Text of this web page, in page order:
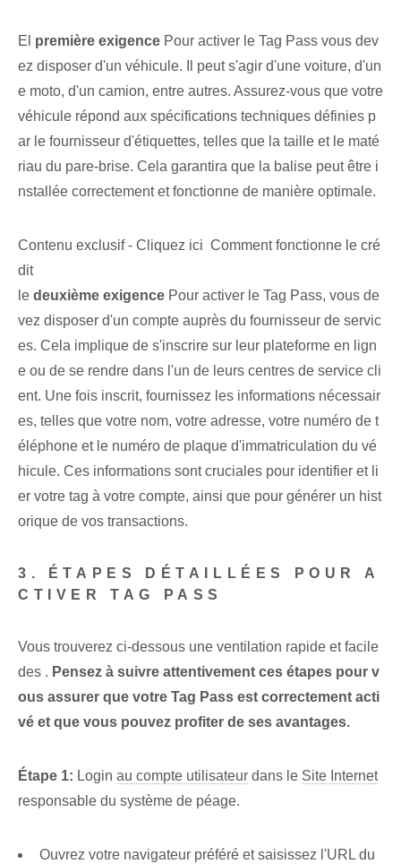
El première exigence Pour activer le ⁤Tag Pass vous dev
ez disposer d'un véhicule. Il peut s'agir d'une voiture, d'un
e moto, d'un camion, entre autres. Assurez-vous que votre
véhicule répond aux spécifications techniques définies p
ar le fournisseur d'étiquettes, telles que la taille et le maté
riau du pare-brise. Cela garantira que la balise peut être i
nstallée correctement et fonctionne de manière optimale.
Contenu exclusif - Cliquez ici Comment fonctionne le cré
dit
le⁤ deuxième exigence Pour activer le⁤ Tag Pass, vous de
vez disposer d'un compte auprès du fournisseur de servic
es. Cela implique de s'inscrire sur leur plateforme en lign
e ou de se rendre dans l'un de leurs centres de service cli
ent. Une fois inscrit, fournissez les informations nécessair
es, telles que votre nom, votre adresse, votre numéro de t
éléphone et le numéro de plaque d'immatriculation du vé
hicule. Ces informations sont cruciales pour identifier et li
er votre tag à votre compte, ainsi que pour générer un hist
orique de vos transactions.
3. ÉTAPES DÉTAILLÉES POUR A
CTIVER TAG PASS
Vous trouverez ci-dessous une ventilation rapide et facile
des ⁤. Pensez à suivre attentivement ces étapes pour v
ous assurer que votre Tag Pass est correctement acti
vé et que vous pouvez profiter de ses avantages.
Étape 1: Login au compte utilisateur dans le Site Internet
responsable du système de péage.
Ouvrez votre navigateur préféré et saisissez l'URL du